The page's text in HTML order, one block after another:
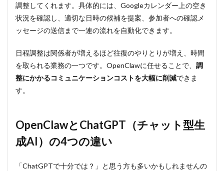
APIキー
を取得・
設定する
Anthropic
アカウン
トを作成
する
チャー
ジする
9.3.3
ードレ
調整してくれます。具体的には、Googleカレンダー上の空き
状況を確認し、適切な日時の候補を提案、参加者への確認メ
ッセージの送信まで一連の流れを自動化できます。
日程調整は関係者が増えるほど往復のやりとりが増え、時間
を取られる業務の一つです。OpenClawに任せることで、 調
整にかかるコミュニケーションコストを大幅に削減できま
す。
OpenClawとChatGPT（チャット型生
成AI）の4つの違い
「ChatGPTで十分では？」と思う方も多いかもしれませんの